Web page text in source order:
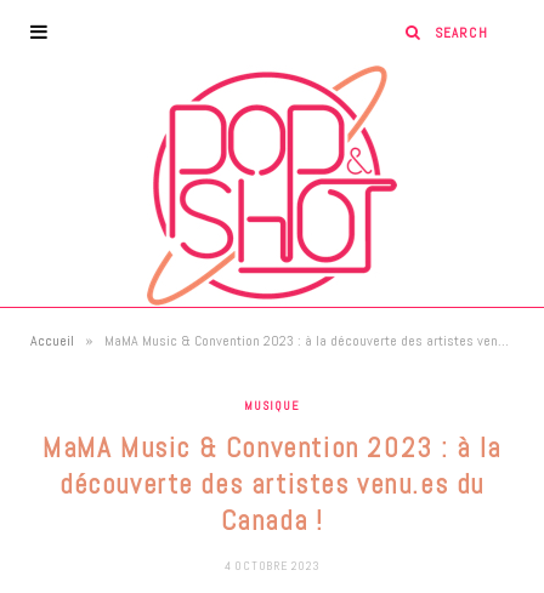
Accueil » MaMA Music & Convention 2023 : à la découverte des artistes venu.es du Canada !
MUSIQUE
MaMA Music & Convention 2023 : à la
découverte des artistes venu.es du
Canada !
4 OCTOBRE 2023